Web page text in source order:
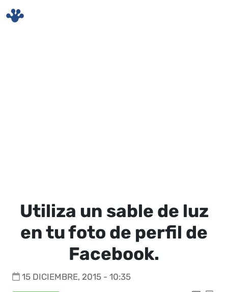
Utiliza un sable de luz
en tu foto de perfil de
Facebook.
15 DICIEMBRE, 2015 - 10:35